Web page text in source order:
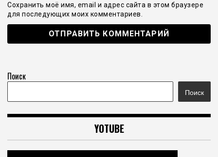
Сохранить моё имя, email и адрес сайта в этом браузере
для последующих моих комментариев.
Поиск
Поиск
YOTUBE